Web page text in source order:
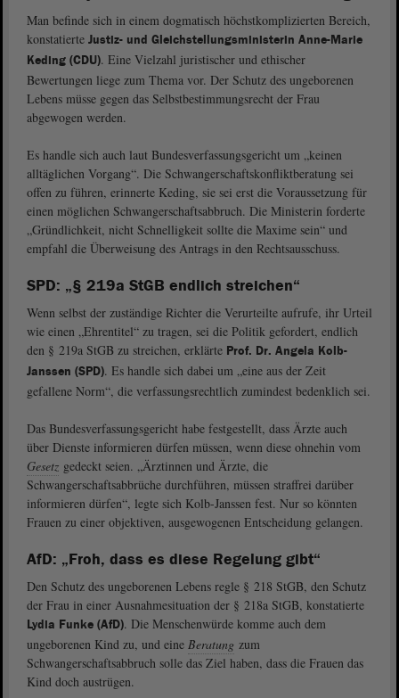
Man befinde sich in einem dogmatisch höchstkomplizierten Bereich,
konstatierte Justiz- und Gleichstellungsministerin Anne-Marie
Keding (CDU). Eine Vielzahl juristischer und ethischer
Bewertungen liege zum Thema vor. Der Schutz des ungeborenen
Lebens müsse gegen das Selbstbestimmungsrecht der Frau
abgewogen werden.
Es handle sich auch laut Bundesverfassungsgericht um „keinen
alltäglichen Vorgang“. Die Schwangerschaftskonfliktberatung sei
offen zu führen, erinnerte Keding, sie sei erst die Voraussetzung für
einen möglichen Schwangerschaftsabbruch. Die Ministerin forderte
„Gründlichkeit, nicht Schnelligkeit sollte die Maxime sein“ und
empfahl die Überweisung des Antrags in den Rechtsausschuss.
SPD: „§ 219a StGB endlich streichen“
Wenn selbst der zuständige Richter die Verurteilte aufrufe, ihr Urteil
wie einen „Ehrentitel“ zu tragen, sei die Politik gefordert, endlich
den § 219a StGB zu streichen, erklärte Prof. Dr. Angela Kolb-
Janssen (SPD). Es handle sich dabei um „eine aus der Zeit
gefallene Norm“, die verfassungsrechtlich zumindest bedenklich sei.
Das Bundesverfassungsgericht habe festgestellt, dass Ärzte auch
über Dienste informieren dürfen müssen, wenn diese ohnehin vom
Gesetz gedeckt seien. „Ärztinnen und Ärzte, die
Schwangerschaftsabbrüche durchführen, müssen straffrei darüber
informieren dürfen“, legte sich Kolb-Janssen fest. Nur so könnten
Frauen zu einer objektiven, ausgewogenen Entscheidung gelangen.
AfD: „Froh, dass es diese Regelung gibt“
Den Schutz des ungeborenen Lebens regle § 218 StGB, den Schutz
der Frau in einer Ausnahmesituation der § 218a StGB, konstatierte
Lydia Funke (AfD). Die Menschenwürde komme auch dem
ungeborenen Kind zu, und eine Beratung zum
Schwangerschaftsabbruch solle das Ziel haben, dass die Frauen das
Kind doch austrügen.